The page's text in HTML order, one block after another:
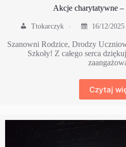
Akcje charytatywne –
Ttokarczyk 16/12/2025
Szanowni Rodzice, Drodzy
Szkoły! Z całego serca
Czytaj